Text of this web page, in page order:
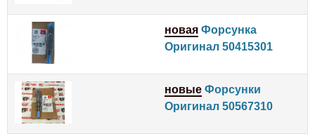
новая Форсунка
Оригинал 50415301
новые Форсунки
Оригинал 50567310